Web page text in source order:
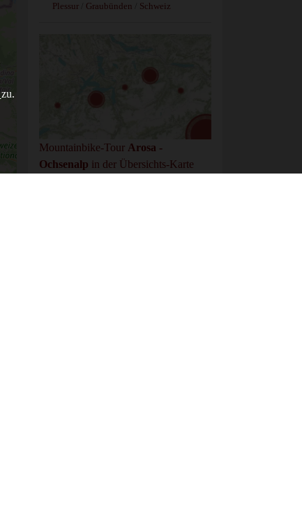
Plessur Graubünden Schweiz
Mountainbike-Tour Arosa -
Ochsenalp in der Übersichts-Karte
zu.